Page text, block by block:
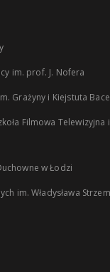
im. prof. J. Nofera
Grażyny i Kiejstuta
Filmowa Telewizyjna
w Łodzi
im. Władysława